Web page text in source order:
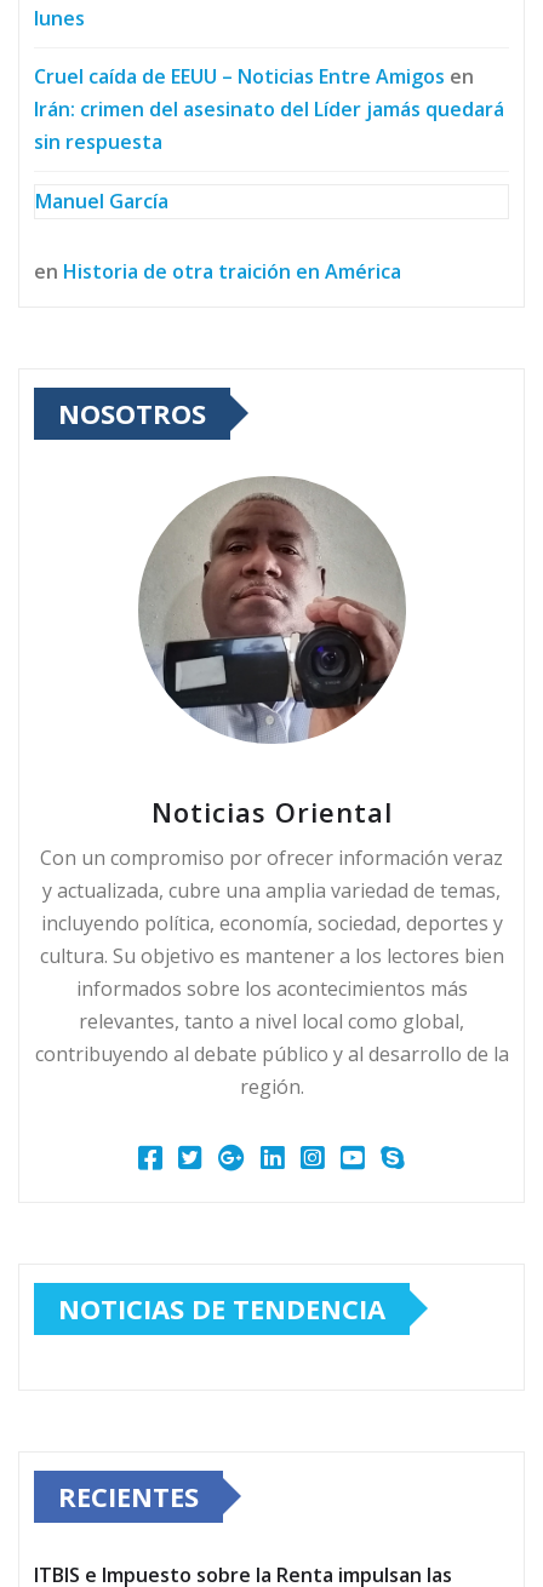
lunes
Cruel caída de EEUU – Noticias Entre Amigos en
Irán: crimen del asesinato del Líder jamás quedará
sin respuesta
Manuel García
en Historia de otra traición en América
NOSOTROS
Noticias Oriental
Con un compromiso por ofrecer información veraz
y actualizada, cubre una amplia variedad de temas,
incluyendo política, economía, sociedad, deportes y
cultura. Su objetivo es mantener a los lectores bien
informados sobre los acontecimientos más
relevantes, tanto a nivel local como global,
contribuyendo al debate público y al desarrollo de la
región.
NOTICIAS DE TENDENCIA
RECIENTES
ITBIS e Impuesto sobre la Renta impulsan las